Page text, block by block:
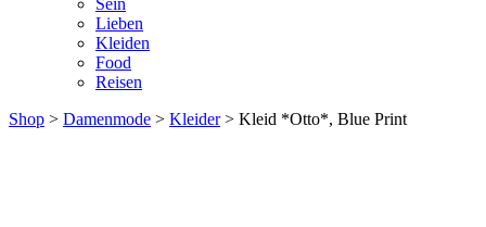
Sein
Lieben
Kleiden
Food
Reisen
Shop > Damenmode > Kleider> Kleid *Otto*, Blue Print